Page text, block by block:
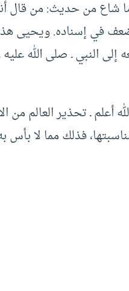
شاع من حديث: من قال
في إسناده. ويحيى
النبي ـ صلى الله
ـ تحذير العالم من
فذلك مما لا